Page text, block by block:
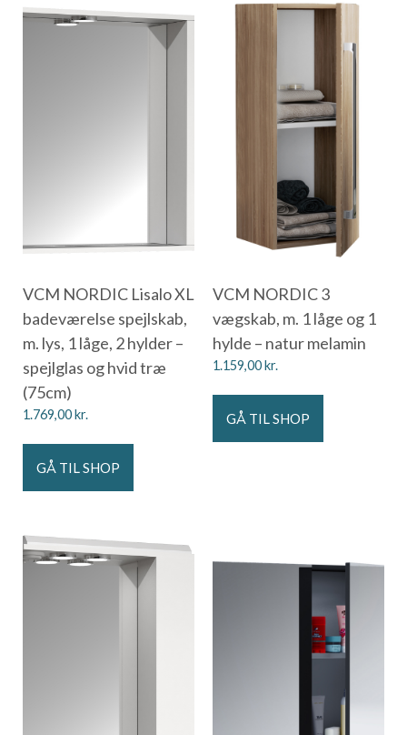
VCM NORDIC Lisalo XL
badeværelse spejlskab,
m. lys, 1 låge, 2 hylder –
spejlglas og hvid træ
(75cm)
1.769,00kr.
GÅ TIL SHOP
VCM NORDIC 3
vægskab, m. 1 låge og 1
hylde – natur melamin
1.159,00kr.
GÅ TIL SHOP